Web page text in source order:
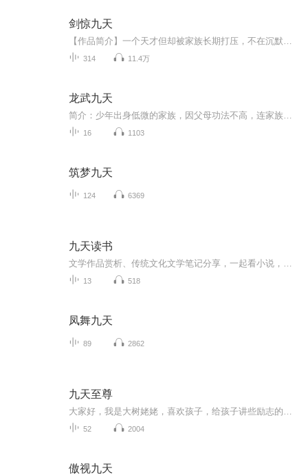
剑惊九天
314 11.4万
龙武九天
16 1103
筑梦九天
124 6369
九天读书
13 518
凤舞九天
89 2862
九天至尊
52 2004
傲视九天